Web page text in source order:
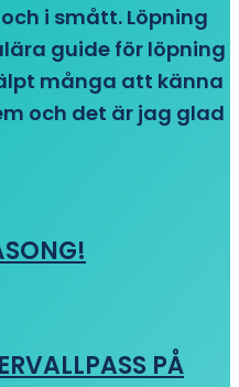
i smått. Löpning
guide för löpning
många att känna
och det är jag glad
PÅ